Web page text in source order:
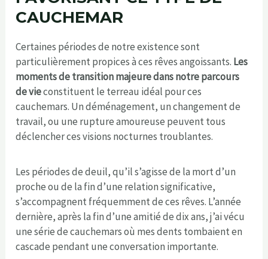
CAUCHEMAR
Certaines périodes de notre existence sont
particulièrement propices à ces rêves angoissants. Les
moments de transition majeure dans notre parcours
de vieconstituent le terreau idéal pour ces
cauchemars. Un déménagement, un changement de
travail, ou une rupture amoureuse peuvent tous
déclencher ces visions nocturnes troublantes.
Les périodes de deuil, qu’il s’agisse de la mort d’un
proche ou de la fin d’une relation significative,
s’accompagnent fréquemment de ces rêves. L’année
dernière, après la fin d’une amitié de dix ans, j’ai vécu
une série de cauchemars où mes dents tombaient en
cascade pendant une conversation importante.